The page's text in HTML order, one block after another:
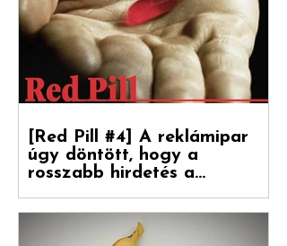
Végre magyarul is olvasható a Hogyan
nőnek a márkák 2. része, amely a
Reklámtörténet gondozásában, a Flora
Food Group (korábban: Upfield)...
[Red Pill #4] A reklámipar
úgy döntött, hogy a
rosszabb hirdetés a